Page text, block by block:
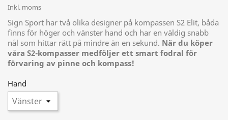
Inkl. moms
Sign Sport har två olika designer på kompassen S2 Elit, båda
finns för höger och vänster hand och har en väldig snabb
nål som hittar rätt på mindre än en sekund. När du köper
våra S2-kompasser medföljer ett smart fodral för
förvaring av pinne och kompass!
Hand